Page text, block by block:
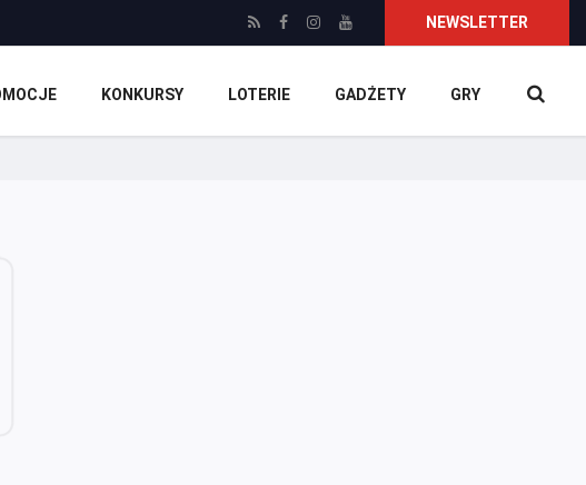
NEWSLETTER
KONKURSY LOTERIE GADŻETY GRY